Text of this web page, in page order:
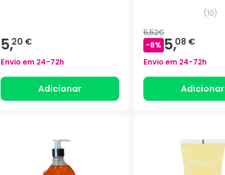
5,20 €
Envio em 24-72h
Adicionar
(10)
5,52€
-8% 5,08 €
Envio em 24-72h
Adicionar